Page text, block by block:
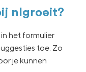
nlgroeit?
het formulier
toe. Zo
je kunnen